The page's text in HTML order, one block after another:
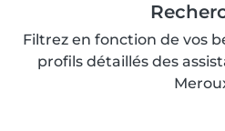
Filtrez en fonction de vos
profils détaillés des